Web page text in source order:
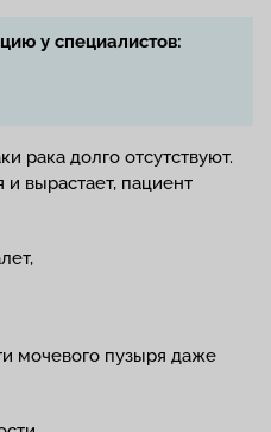
у специалистов:
рака долго отсутствуют.
и вырастает, пациент
мочевого пузыря даже